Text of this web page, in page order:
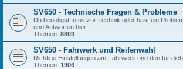
SV650 - Technische Fragen & Probleme
Du benötigst Infos zur Technik oder hast ein
und Antworten hier!
Themen: 8809
SV650 - Fahrwerk und Reifenwahl
Richtige Einstellungen am Fahrwerk und den für
Themen: 1906